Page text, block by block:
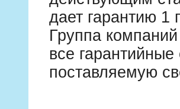
дает гарантию 1
Группа
все
поставляемую